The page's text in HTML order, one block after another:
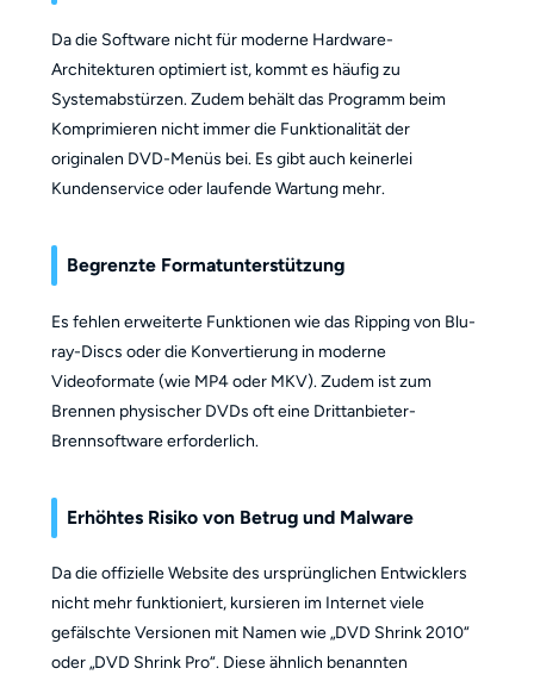
Da die Software nicht für moderne Hardware-
Architekturen optimiert ist, kommt es häufig zu
Systemabstürzen. Zudem behält das Programm beim
Komprimieren nicht immer die Funktionalität der
originalen DVD-Menüs bei. Es gibt auch keinerlei
Kundenservice oder laufende Wartung mehr.
Begrenzte Formatunterstützung
Es fehlen erweiterte Funktionen wie das Ripping von Blu-
ray-Discs oder die Konvertierung in moderne
Videoformate (wie MP4 oder MKV). Zudem ist zum
Brennen physischer DVDs oft eine Drittanbieter-
Brennsoftware erforderlich.
Erhöhtes Risiko von Betrug und Malware
Da die offizielle Website des ursprünglichen Entwicklers
nicht mehr funktioniert, kursieren im Internet viele
gefälschte Versionen mit Namen wie „DVD Shrink 2010“
oder „DVD Shrink Pro“. Diese ähnlich benannten